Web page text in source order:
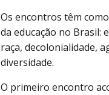
Os encontros têm
da educação no Brasil:
raça, decolonialidade,
diversidade.
O primeiro encontro